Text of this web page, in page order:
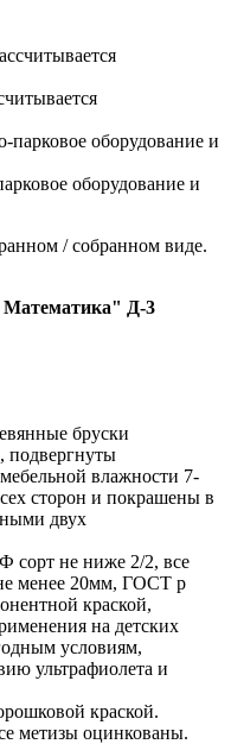
оборудование и
/ собранном виде.
Д-3
бруски
подвергнуты
влажности 7-
сторон и покрашены в
двух
не ниже 2/2, все
менее 20мм, ГОСТ р
краской,
на детских
условиям,
ультрафиолета и
краской.
метизы оцинкованы.